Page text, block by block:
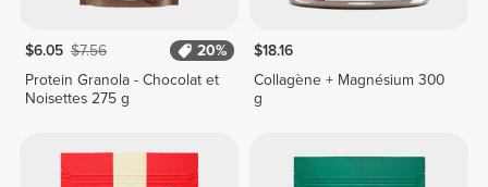
$6.05 $7.56
20%
Protein Granola - Chocolat et
Noisettes 275 g
$18.16
Collagène + Magnésium 300
g